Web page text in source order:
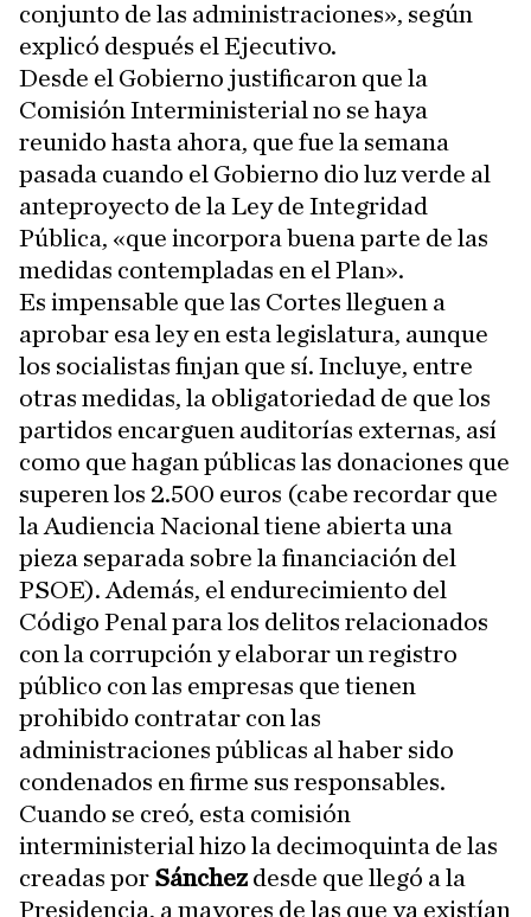
conjunto de las administraciones», según
explicó después el Ejecutivo.
Desde el Gobierno justificaron que la
Comisión Interministerial no se haya
reunido hasta ahora, que fue la semana
pasada cuando el Gobierno dio luz verde al
anteproyecto de la Ley de Integridad
Pública, «que incorpora buena parte de las
medidas contempladas en el Plan».
Es impensable que las Cortes lleguen a
aprobar esa ley en esta legislatura, aunque
los socialistas finjan que sí. Incluye, entre
otras medidas, la obligatoriedad de que los
partidos encarguen auditorías externas, así
como que hagan públicas las donaciones que
superen los 2.500 euros (cabe recordar que
la Audiencia Nacional tiene abierta una
pieza separada sobre la financiación del
PSOE). Además, el endurecimiento del
Código Penal para los delitos relacionados
con la corrupción y elaborar un registro
público con las empresas que tienen
prohibido contratar con las
administraciones públicas al haber sido
condenados en firme sus responsables.
Cuando se creó, esta comisión
interministerial hizo la decimoquinta de las
creadas por Sánchezdesde que llegó a la
Presidencia, a mayores de las que ya existían